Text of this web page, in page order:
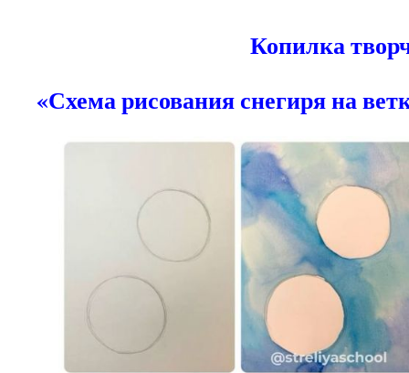
Копилка
«Схема рисования снегиря на